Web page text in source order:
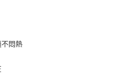
)免運費
不悶熱